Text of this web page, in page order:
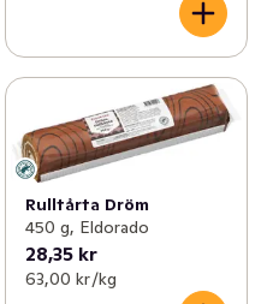
Rulltårta Dröm
450 g, Eldorado
28,35 kr
63,00 kr /kg